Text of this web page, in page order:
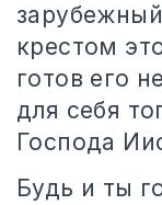
крестом
готов его
для себя
Господа
Будь и ты